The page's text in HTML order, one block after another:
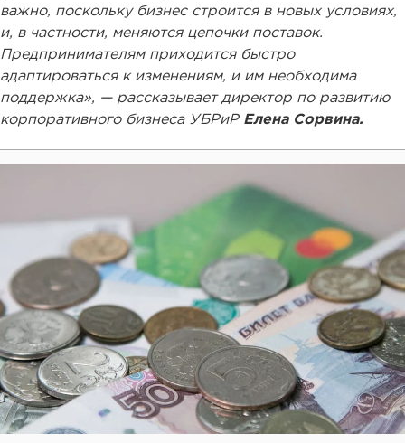
важно, поскольку бизнес строится в новых условиях,
и, в частности, меняются цепочки поставок.
Предпринимателям приходится быстро
адаптироваться к изменениям, и им необходима
поддержка», — рассказывает директор по развитию
корпоративного бизнеса УБРиР Елена Сорвина.